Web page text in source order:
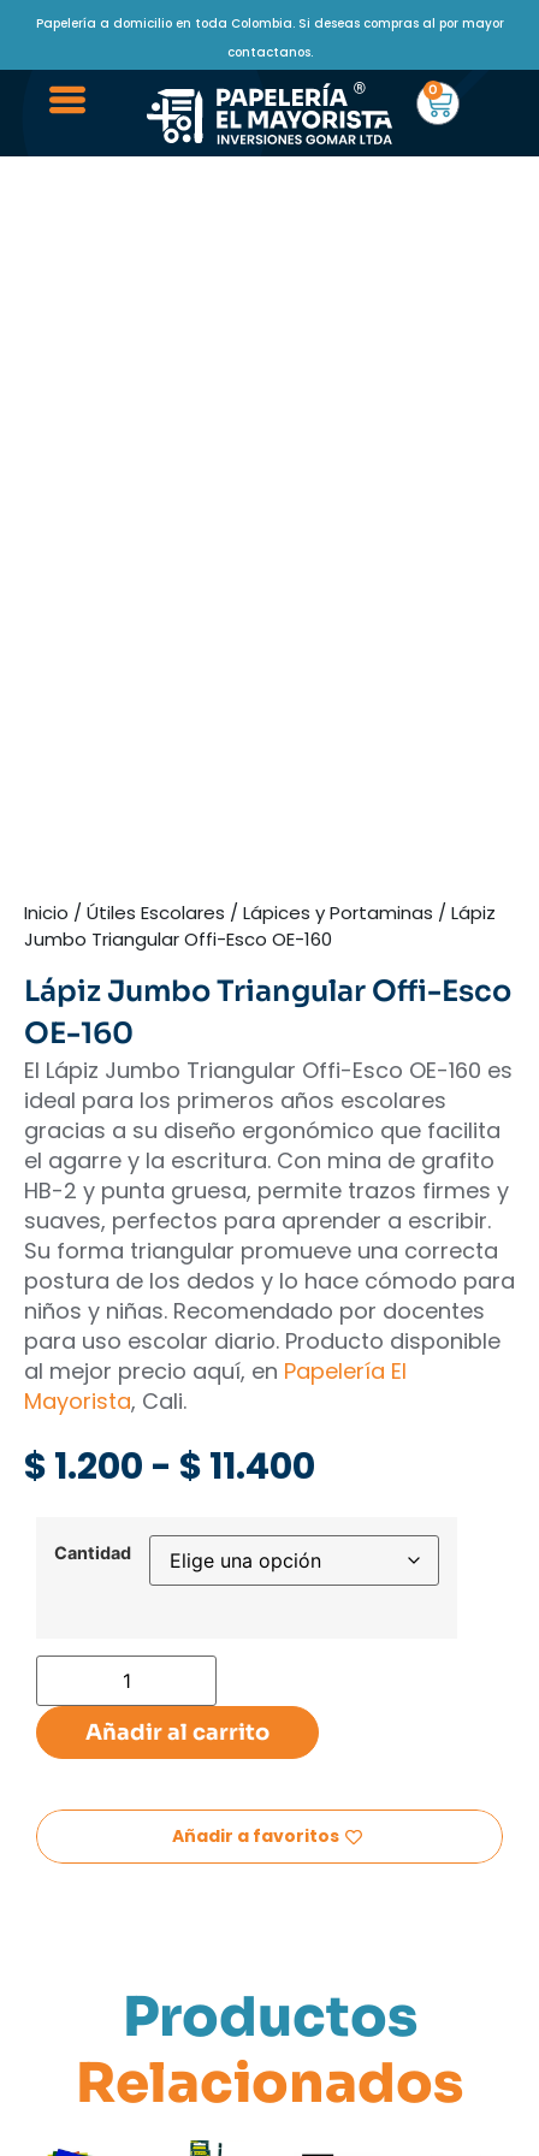
Papelería a domicilio en toda Colombia. Si deseas compras al por mayor
contactanos.
0
Inicio / Útiles Escolares / Lápices y Portaminas / Lápiz
Jumbo Triangular Offi-Esco OE-160
Lápiz Jumbo Triangular Offi-Esco
OE-160
El Lápiz Jumbo Triangular Offi-Esco OE-160 es
ideal para los primeros años escolares
gracias a su diseño ergonómico que facilita
el agarre y la escritura. Con mina de grafito
HB-2 y punta gruesa, permite trazos firmes y
suaves, perfectos para aprender a escribir.
Su forma triangular promueve una correcta
postura de los dedos y lo hace cómodo para
niños y niñas. Recomendado por docentes
para uso escolar diario. Producto disponible
al mejor precio aquí, en Papelería El
Mayorista, Cali.
$1.200 - $11.400
Cantidad
Añadir al carrito
Añadir a favoritos
Productos
Relacionados